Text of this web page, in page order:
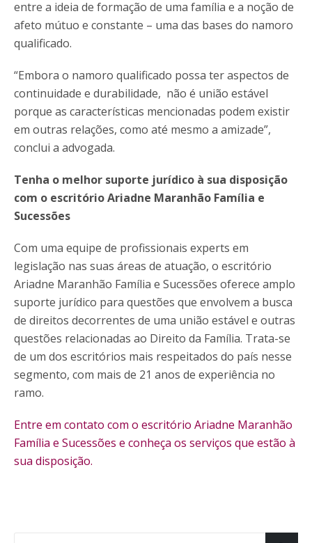
entre a ideia de formação de uma família e a noção de
afeto mútuo e constante – uma das bases do namoro
qualificado.
“Embora o namoro qualificado possa ter aspectos de
continuidade e durabilidade, não é união estável
porque as características mencionadas podem existir
em outras relações, como até mesmo a amizade”,
conclui a advogada.
Tenha o melhor suporte jurídico à sua disposição
com o escritório Ariadne Maranhão Família e
Sucessões
Com uma equipe de profissionais experts em
legislação nas suas áreas de atuação, o escritório
Ariadne Maranhão Família e Sucessões oferece amplo
suporte jurídico para questões que envolvem a busca
de direitos decorrentes de uma união estável e outras
questões relacionadas ao Direito da Família. Trata-se
de um dos escritórios mais respeitados do país nesse
segmento, com mais de 21 anos de experiência no
ramo.
Entre em contato com o escritório Ariadne Maranhão
Família e Sucessões e conheça os serviços que estão à
sua disposição.